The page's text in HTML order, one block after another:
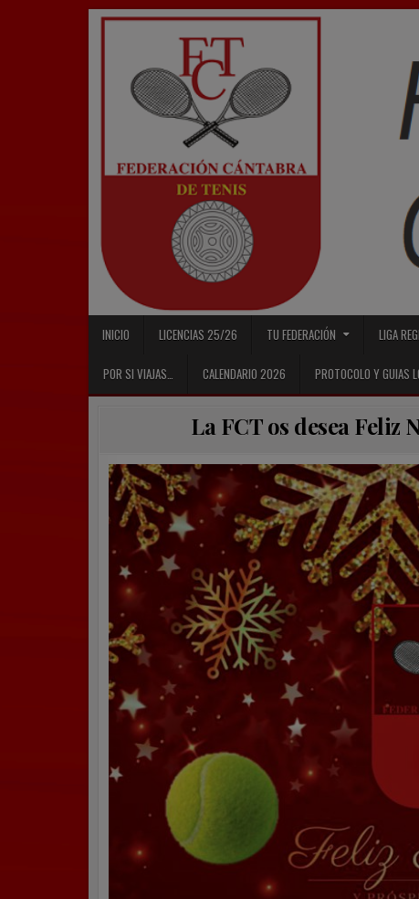
INICIO LICENCIAS 25/26 TU FEDERACIÓN LIGA
POR SI VIAJAS… CALENDARIO 2026 PROTOCOLO Y GUIAS
La FCT os desea Feliz